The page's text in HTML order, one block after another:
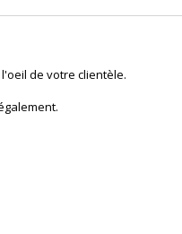
de votre clientèle.